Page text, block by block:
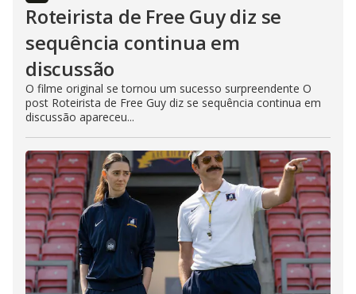
Roteirista de Free Guy diz se
sequência continua em
discussão
O filme original se tornou um sucesso surpreendente O
post Roteirista de Free Guy diz se sequência continua em
discussão apareceu...